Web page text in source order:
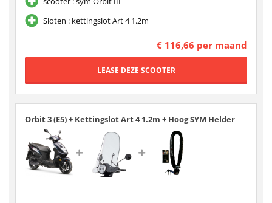
Sloten : kettingslot Art 4 1.2m
€ 116,66 per maand
Orbit 3 (E5) + Kettingslot Art 4 1.2m + Hoog SYM Helder